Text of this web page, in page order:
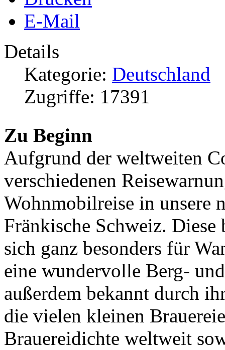
E-Mail
Details
Kategorie: Deutschland
Zugriffe: 17391
Zu Beginn
Aufgrund der weltweiten
verschiedenen
Wohnmobilreise in unsere
Fränkische Schweiz.
sich ganz besonders für
eine wundervolle Berg-
außerdem bekannt durch
die vielen kleinen
Brauereidichte weltweit